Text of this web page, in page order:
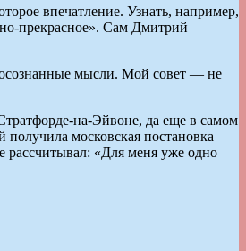
впечатление. Узнать, например,
прекрасное». Сам Дмитрий
мысли. Мой совет — не
на-Эйвоне, да еще в самом
московская постановка
«Для меня уже одно